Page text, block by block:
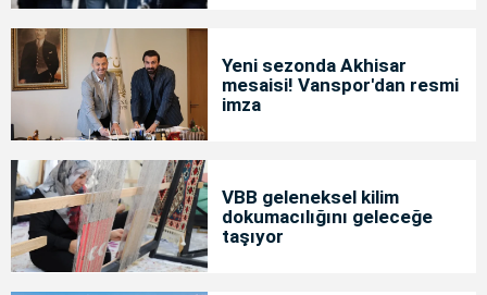
Yeni sezonda Akhisar
mesaisi! Vanspor'dan resmi
imza
VBB geleneksel kilim
dokumacılığını geleceğe
taşıyor